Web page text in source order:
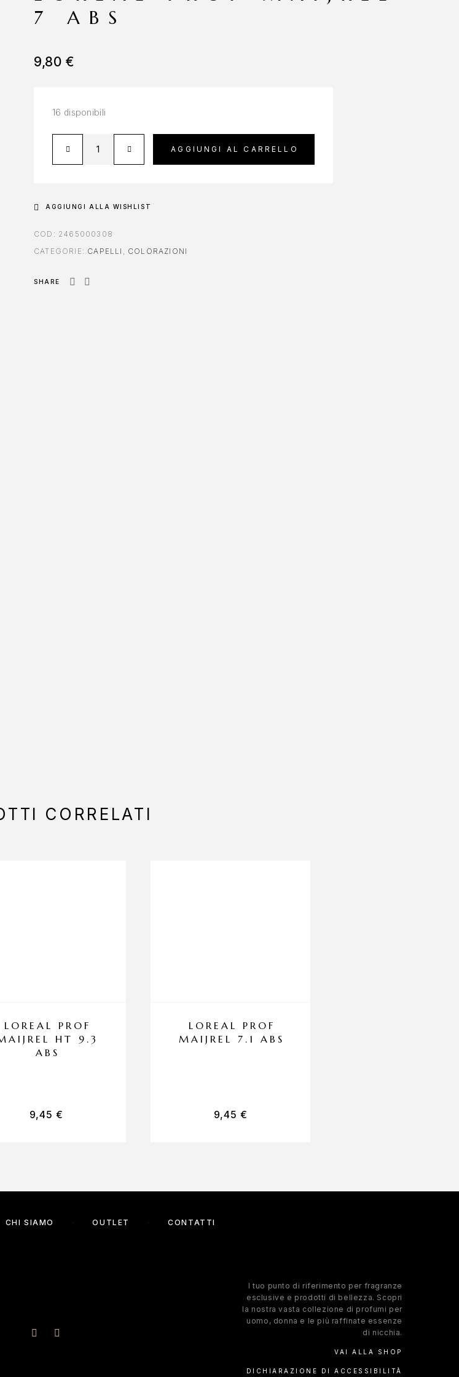
7 ABS
9,80€
16 disponibili
AGGIUNGI AL CARRELLO
AGGIUNGI ALLA WISHLIST
COD: 2465000308
CATEGORIE: CAPELLI , COLORAZIONI
SHARE
CORRELATI
LOREAL PROF
HT 9.3
ABS
9,45 €
LOREAL PROF
MAIJREL 7.1 ABS
9,45 €
CHI SIAMO OUTLET CONTATTI
l tuo punto di riferimento per fragranze
esclusive e prodotti di bellezza. Scopri
la nostra vasta collezione di profumi per
uomo, donna e le più raffinate essenze
di nicchia.
VAI ALLA SHOP
DICHIARAZIONE DI ACCESSIBILITÀ